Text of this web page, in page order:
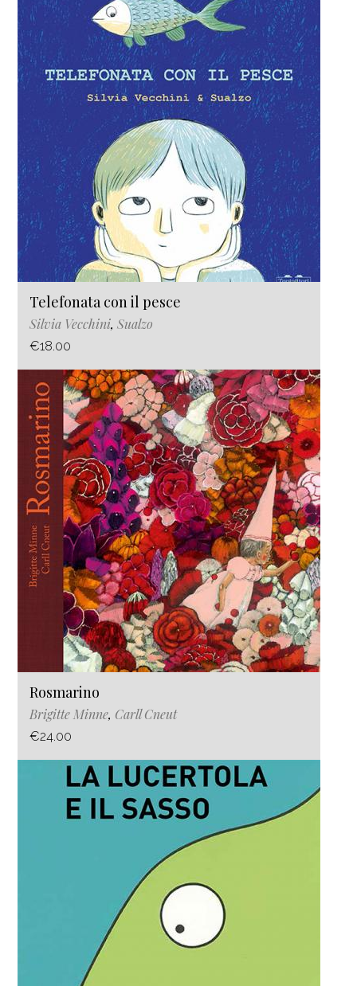
Telefonata con il pesce
Silvia Vecchini, Sualzo
€18.00
Rosmarino
Brigitte Minne, Carll Cneut
€24.00